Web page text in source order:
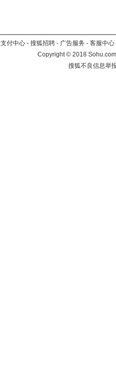
支付中心 - 搜狐招聘 - 广告服务 - 客服中心
Copyright©2018
搜狐不良信息举